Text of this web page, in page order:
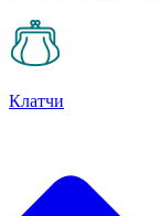
Клатчи